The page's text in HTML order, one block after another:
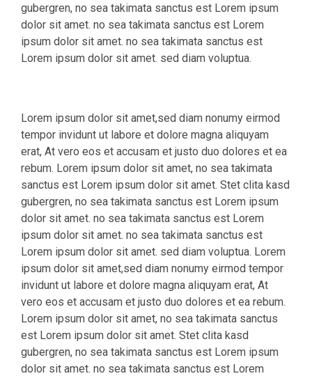
gubergren, no sea takimata sanctus est Lorem ipsum
dolor sit amet. no sea takimata sanctus est Lorem
ipsum dolor sit amet. no sea takimata sanctus est
Lorem ipsum dolor sit amet. sed diam voluptua.
Lorem ipsum dolor sit amet,sed diam nonumy eirmod
tempor invidunt ut labore et dolore magna aliquyam
erat, At vero eos et accusam et justo duo dolores et ea
rebum. Lorem ipsum dolor sit amet, no sea takimata
sanctus est Lorem ipsum dolor sit amet. Stet clita kasd
gubergren, no sea takimata sanctus est Lorem ipsum
dolor sit amet. no sea takimata sanctus est Lorem
ipsum dolor sit amet. no sea takimata sanctus est
Lorem ipsum dolor sit amet. sed diam voluptua. Lorem
ipsum dolor sit amet,sed diam nonumy eirmod tempor
invidunt ut labore et dolore magna aliquyam erat, At
vero eos et accusam et justo duo dolores et ea rebum.
Lorem ipsum dolor sit amet, no sea takimata sanctus
est Lorem ipsum dolor sit amet. Stet clita kasd
gubergren, no sea takimata sanctus est Lorem ipsum
dolor sit amet. no sea takimata sanctus est Lorem